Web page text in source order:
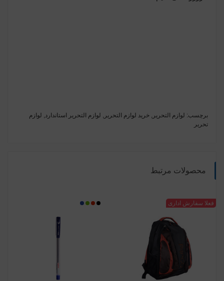
برچسب: لوازم التحریر خرید لوازم التحریر لوازم التحریر استاندارد
لوازم
تحریر
محصولات مرتبط
مشکی
فعلا سفارش اداری مشکی
قرمز
سبز
آبی